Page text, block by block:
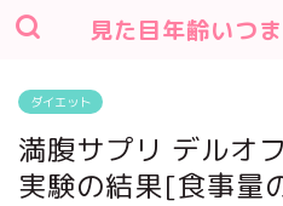
見た目年齢いつ
ダイエット
満腹サプリ デルオ
実験の結果[食事量